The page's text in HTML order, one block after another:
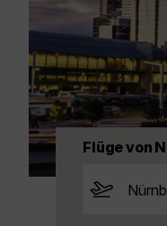
Flüge von